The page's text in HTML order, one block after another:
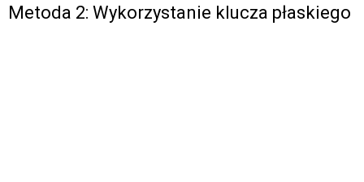
Metoda 2: Wykorzystanie klucza płaskiego